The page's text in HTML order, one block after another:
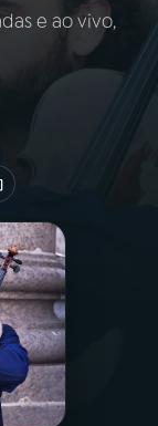
e ao vivo,